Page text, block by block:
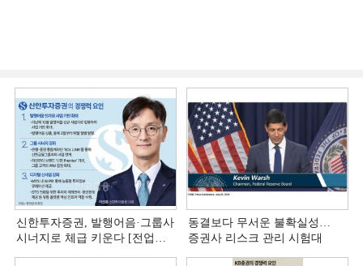
신한투자증권, 발행어음·그룹사
시너지로 체급 키운다 [전업계
동결보다 무서운 불확실성…
증권사 리스크 관리 시험대